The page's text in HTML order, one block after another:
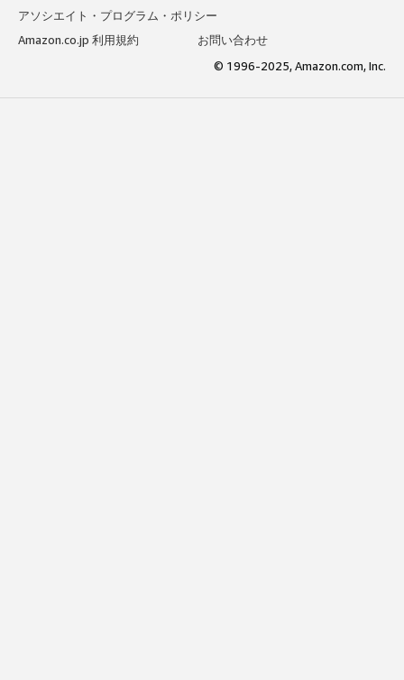
アソシエイト・プログラム・ポリシー
Amazon.co.jp 利用規約
お問い合わせ
© 1996-2025, Amazon.com, Inc.